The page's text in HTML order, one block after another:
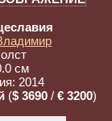
см
2014
($ 3690 / € 3200)